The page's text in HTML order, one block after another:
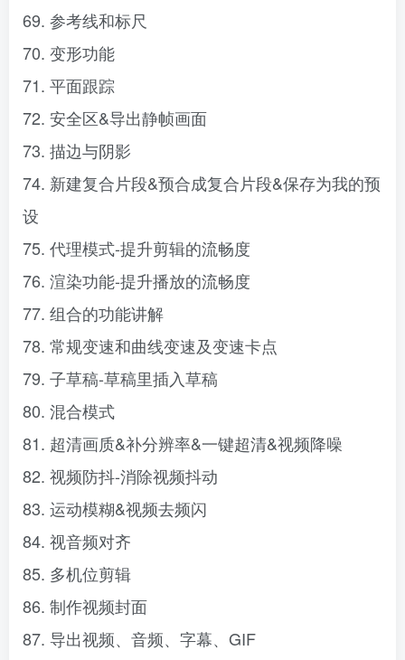
69. 参考线和标尺
70. 变形功能
71. 平面跟踪
72. 安全区&导出静帧画面
73. 描边与阴影
74. 新建复合片段&预合成复合片段&保存为我的预
设
75. 代理模式-提升剪辑的流畅度
76. 渲染功能-提升播放的流畅度
77. 组合的功能讲解
78. 常规变速和曲线变速及变速卡点
79. 子草稿-草稿里插入草稿
80. 混合模式
81. 超清画质&补分辨率&一键超清&视频降噪
82. 视频防抖-消除视频抖动
83. 运动模糊&视频去频闪
84. 视音频对齐
85. 多机位剪辑
86. 制作视频封面
87. 导出视频、音频、字幕、GIF